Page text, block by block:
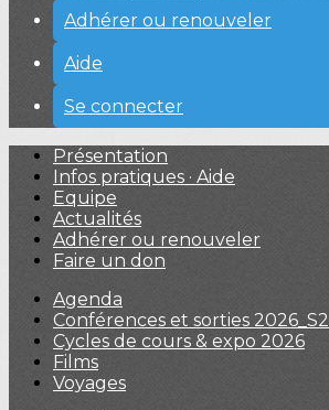
Adhérer ou renouveler
Aide
Se connecter
Présentation
Infos pratiques · Aide
Equipe
Actualités
Adhérer ou renouveler
Faire un don
Agenda
Conférences et sorties 2026_S2
Cycles de cours & expo 2026
Films
Voyages